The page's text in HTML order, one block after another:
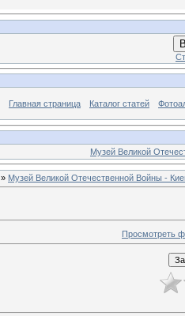
Главная страница Каталог статей
Музей Великой
» Музей Великой Отечественной Войны -
Просмотреть